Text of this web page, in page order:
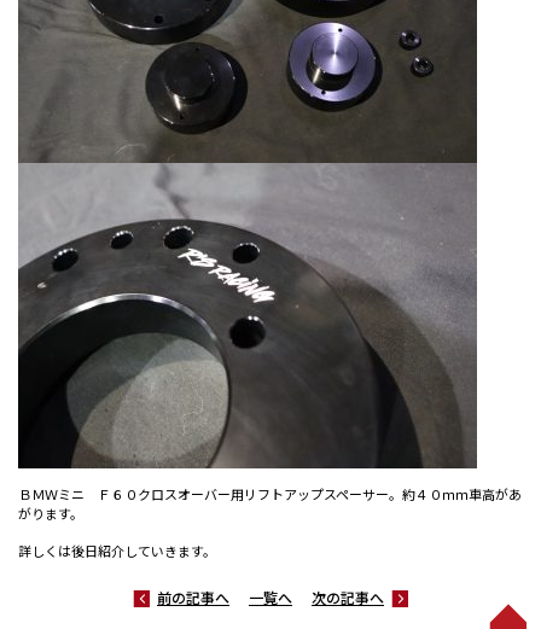
ＢＭＷミニ Ｆ６０クロスオーバー用リフトアップスペーサー。約４０ｍｍ車高があ
がります。
詳しくは後日紹介していきます。
前の記事へ 一覧へ 次の記事へ